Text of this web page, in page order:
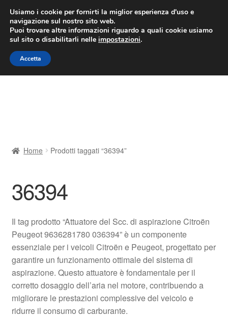
CONSEGNA da 7 EUR
Lun-Ven 9:00 - 16:00/800 580 290
Vai
alla
navigazione
Vai
al
contenuto
Contatto
Il mio account
Pagamenti
Politica sulla riservatezza
Procedura di Reclamo
Home Prodotti taggati “36394”
36394
Il tag prodotto “Attuatore del Scc. di aspirazione Citroën
Peugeot 9636281780 036394” è un componente
essenziale per i veicoli Citroën e Peugeot, progettato per
garantire un funzionamento ottimale del sistema di
aspirazione. Questo attuatore è fondamentale per il
corretto dosaggio dell’aria nel motore, contribuendo a
migliorare le prestazioni complessive del veicolo e
ridurre il consumo di carburante.
Usiamo i cookie per fornirti la miglior esperienza d'uso e
navigazione sul nostro sito web.
Puoi trovare altre informazioni riguardo a quali cookie usiamo
sul sito o disabilitarli nelle impostazioni.
Accetta